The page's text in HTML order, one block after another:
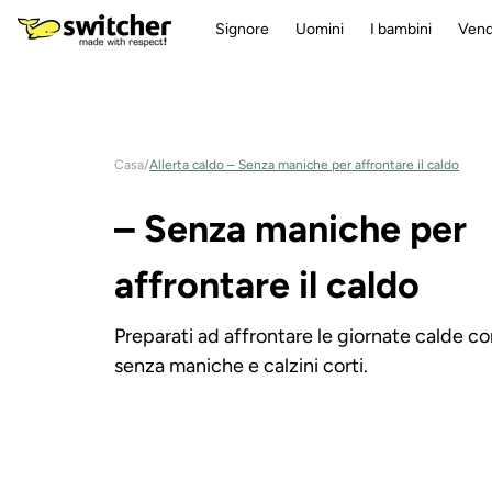
Direttamente
al contenuto
Signore Uomini I bambini
Casa/Allerta caldo – Senza maniche per affrontare il caldo
C
a
t
– Senza maniche per
affrontare il caldo
Preparati ad affrontare le giornate calde
senza maniche e calzini corti.